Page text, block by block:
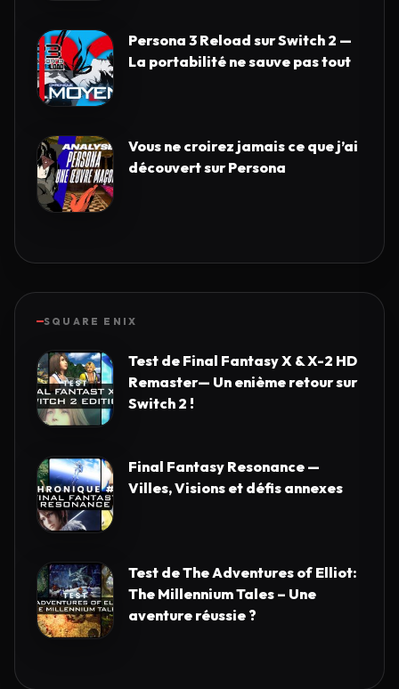
Persona 3 Reload sur Switch 2 —
La portabilité ne sauve pas tout
Vous ne croirez jamais ce que j’ai
découvert sur Persona
SQUARE ENIX
Test de Final Fantasy X & X-2 HD
Remaster— Un enième retour sur
Switch 2 !
Final Fantasy Resonance —
Villes, Visions et défis annexes
Test de The Adventures of Elliot:
The Millennium Tales – Une
aventure réussie ?